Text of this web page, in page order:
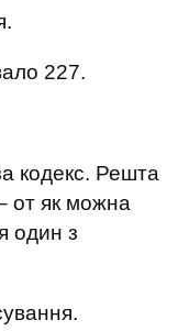
227.
кодекс. Решта
от як можна
один з